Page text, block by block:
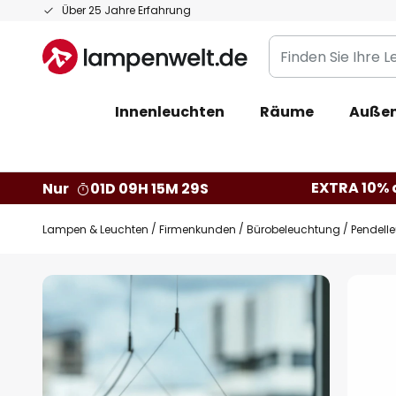
Über 25 Jahre Erfahrung
Zum
springen
Finden
Sie
Leuchte...
Innenleuchten Räume
Nur
01D 09H 15M 29S EXTRA
Lampen & Leuchten Firmenkunden Bürobeleuchtung
Zum
der
Bildgalerie
springen